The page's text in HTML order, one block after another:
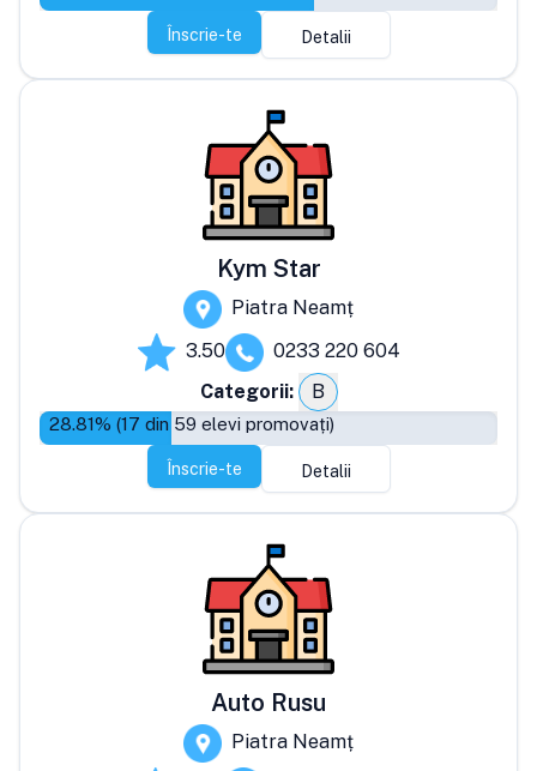
Înscrie-te Detalii
Kym Star
Piatra Neamț
3.50
0233 220 604
Categorii:
B
28.81% (17 din 59 elevi promovați)
Înscrie-te Detalii
Auto Rusu
Piatra Neamț